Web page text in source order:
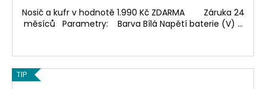
Nosič a kufr v hodnotě 1.990 Kč ZDARMA Záruka 24
měsíců Parametry: Barva Bílá Napětí baterie (V) ...
TIP